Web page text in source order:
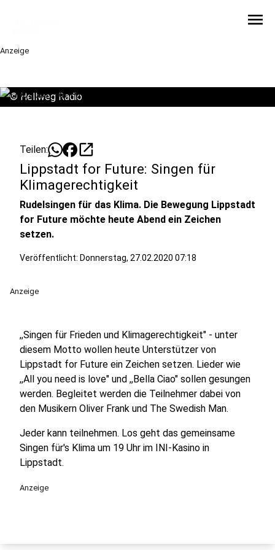
menu
Anzeige
© Hellweg Radio
Teilen: open_in_new
Lippstadt for Future: Singen für
Klimagerechtigkeit
Rudelsingen für das Klima. Die Bewegung Lippstadt
for Future möchte heute Abend ein Zeichen
setzen.
Veröffentlicht: Donnerstag, 27.02.2020 07:18
Anzeige
,,Singen für Frieden und Klimagerechtigkeit" - unter
diesem Motto wollen heute Unterstützer von
Lippstadt for Future ein Zeichen setzen. Lieder wie
,,All you need is love" und ,,Bella Ciao" sollen gesungen
werden. Begleitet werden die Teilnehmer dabei von
den Musikern Oliver Frank und The Swedish Man.
Jeder kann teilnehmen. Los geht das gemeinsame
Singen für's Klima um 19 Uhr im INI-Kasino in
Lippstadt.
Anzeige